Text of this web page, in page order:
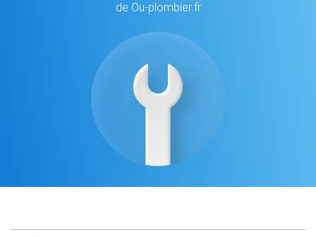
de Ou-plombier.fr